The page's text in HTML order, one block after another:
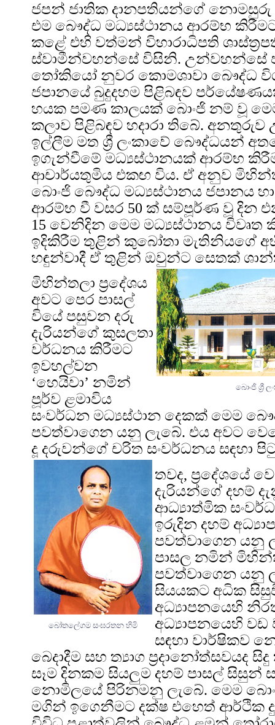
ජපන් ජාතික දානපතියන්ගේ නොමසුරු
එම බෞද්ධ මධ්‍යස්ථානය ආරම්භ
කළේ එහි වත්මන් විහාරාධිපති
ස්වාමීන්වහන්සේ විසිනි. උන්වහන්සේ
තෝකියෝ නුවර කොමශාවා බෞද්ධ
ජපානයේ බුදුදහම පිළිබඳව
හයක පමණ කාලයක් බොංජි නම් වූ
කලාව පිළිබඳව හදාරා තිබේ.
ඉල්ලීම මත ශ්‍රී ලංකාවේ බෞද්ධයන්
ඉගැන්වීමේ මධ්‍යස්ථානයක් ආරම්භ
ආචාර්යතුමිය එකඟ විය. ඒ අනුව
බොංජි බෞද්ධ මධ්‍යස්ථානය ජපානය හා
ආරම්භ වී වසර 50 ක් සම්පූර්ණ වූ දින
15 වෙනිදින මෙම මධ්‍යස්ථානය විවෘත
ඉදිකිරීම තුළින් කුබෝතා මැතිනියගේ
හඳුන්වාදී ඒ තුළින් ඔවුන්ට සෙතක්
බොංජි ශ්‍රී
මිහින්තලා ප්‍රදේශය
අවට පෙර පාසල්
වියේ පසුවන දරු
දැරියන්ගේ කුසලතා
වර්ධනය කිරීමට
ඉවහල්වන
‘හෙයිවා’ නමින්
පූර්ව ළමාවිය
සංවර්ධන මධ්‍යස්ථාන දෙකක් මෙම
පවත්වාගෙන යනු ලැබේ. එය අවට
දූ දරුවන්ගේ චරිත සංවර්ධනය සඳහා
බෝතලේගම සංඝරතන හිමි
තවද, ප්‍රදේශයේ
දැරියන්ගේ දහම්
ආධ්‍යාත්මික
ඉරුදින දහම්
පවත්වාගෙන යනු
පාසල නමින්
පවත්වාගෙන යනු
සියයකට අධික
අධ්‍යාපනයෙහි
අධ්‍යාපනයෙහි
සඳහා වාර්ෂිකව
බෙදාදීම සහ ත්‍යාග ප්‍රදානෝත්සවයද
සෑම දිනකම සියලුම දහම් පාසල් සිසුන්
නොමිලයේ පිරිනමනු ලැබේ. මෙම
මගින් ඉගෙනීමට දක්ෂ එහෙත් ආර්ථික